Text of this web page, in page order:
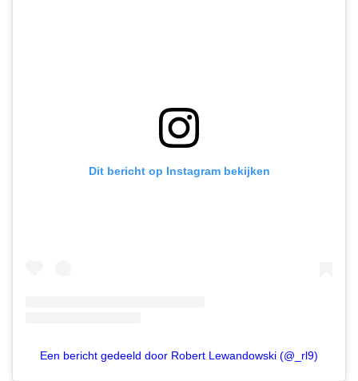
Dit bericht op Instagram bekijken
Een bericht gedeeld door Robert Lewandowski (@_rl9)